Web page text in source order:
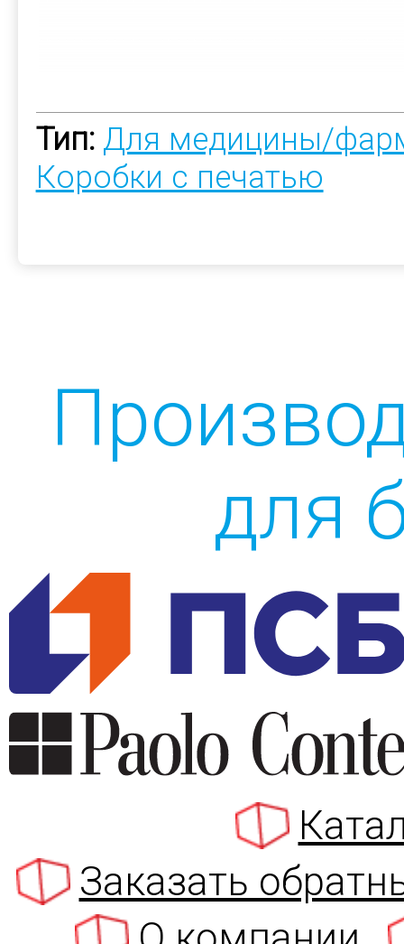
Тип: Для медицины/
Коробки с печатью
для
Заказать